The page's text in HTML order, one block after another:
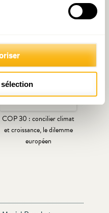
tripartite du 8 juin 2026
COP 30 : concilier climat
et croissance, le dilemme
européen